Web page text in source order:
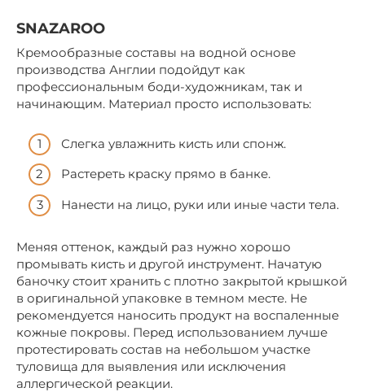
SNAZAROO
Кремообразные составы на водной основе
производства Англии подойдут как
профессиональным боди-художникам, так и
начинающим. Материал просто использовать:
Слегка увлажнить кисть или спонж.
Растереть краску прямо в банке.
Нанести на лицо, руки или иные части тела.
Меняя оттенок, каждый раз нужно хорошо
промывать кисть и другой инструмент. Начатую
баночку стоит хранить с плотно закрытой крышкой
в оригинальной упаковке в темном месте. Не
рекомендуется наносить продукт на воспаленные
кожные покровы. Перед использованием лучше
протестировать состав на небольшом участке
туловища для выявления или исключения
аллергической реакции.